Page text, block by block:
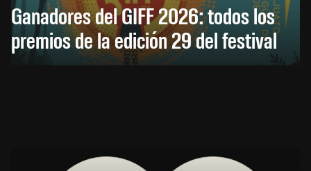
Ganadores del GIFF 2026: todos los
premios de la edición 29 del festival